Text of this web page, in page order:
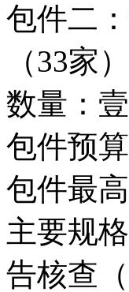
包件二
（33家）
数量：
包件预
包件最
主要规
告核查（